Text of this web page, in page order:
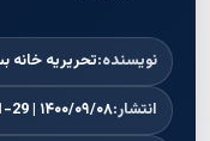
نویسنده:تحریریه خانه
انتشار:۱۴۰۰/۰۹/۰۸ | 2021-11-29